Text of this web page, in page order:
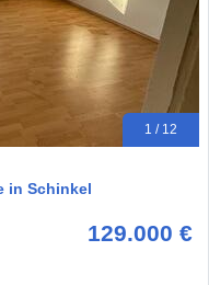
1 / 12
in Schinkel
129.000 €